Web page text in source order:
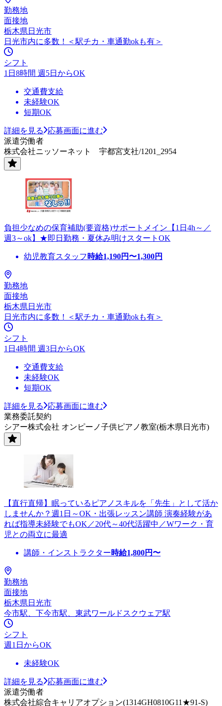
勤務地
面接地
栃木県日光市
日光市内に多数！＜駅チカ・車通勤okも有＞
シフト
1日8時間 週5日からOK
交通費支給
未経験OK
短期OK
詳細を見る
応募画面に進む
派遣労働者
株式会社ニッソーネット 宇都宮支社/1201_2954
負担少なめの保育補助(要資格)サポートメイン【1日4h～／
週3～ok】★即日勤務・夏休み明けスタートOK
幼児教育スタッフ 時給1,190円〜1,300円
勤務地
面接地
栃木県日光市
日光市内に多数！＜駅チカ・車通勤okも有＞
シフト
1日4時間 週3日からOK
交通費支給
未経験OK
短期OK
詳細を見る
応募画面に進む
業務委託契約
シアー株式会社 オンピーノ子供ピアノ教室(栃木県日光市)
【直行直帰】眠っているピアノスキルを「先生」として活か
しませんか？週1日～OK・出張レッスン講師 演奏経験があ
れば指導未経験でもOK／20代～40代活躍中／Wワーク・育
児との両立に最適
講師・インストラクター時給1,800円〜
勤務地
面接地
栃木県日光市
今市駅、下今市駅、東武ワールドスクウェア駅
シフト
週1日からOK
未経験OK
詳細を見る
応募画面に進む
派遣労働者
株式会社綜合キャリアオプション(1314GH0810G11★91-S)